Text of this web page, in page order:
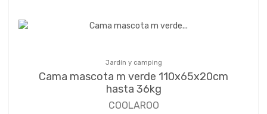
Jardín y camping
Cama mascota m verde 110x65x20cm
hasta 36kg
COOLAROO